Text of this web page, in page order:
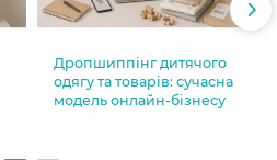
Дропшиппінг дитячого
одягу та товарів: сучасна
модель онлайн-бізнесу